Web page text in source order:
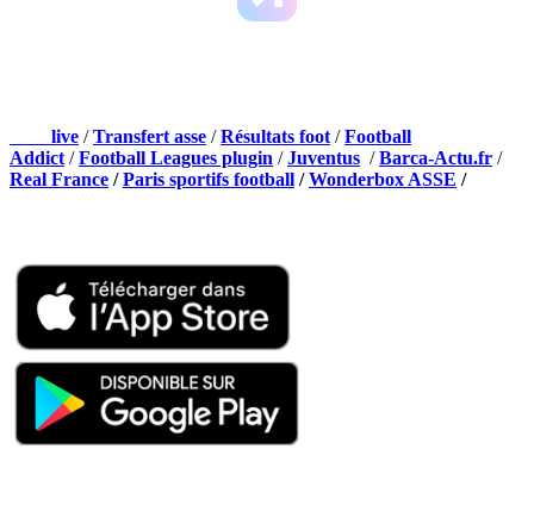
live /Transfert asse /Résultats foot /Football
Addict /Football Leagues plugin /Juventus /Barca-Actu.fr /
Real France /Paris sportifs football /Wonderbox ASSE /